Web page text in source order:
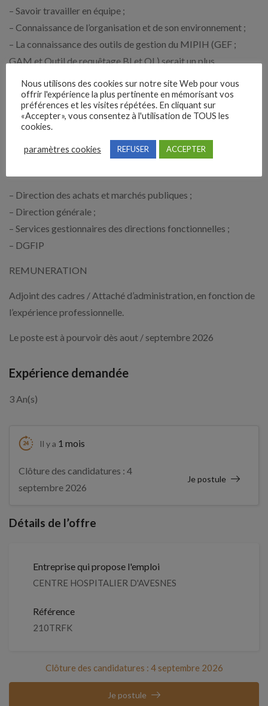
– Savoir travailler en équipe ;
– Connaissance de l’organisation et de son environnement ;
– La connaissance des outils de gestion du MIPIH (GEF ;
GAM et Outil de requêtage BI et QL) serait un plus.
Savoir-être :
– Loyauté
– Anticipation, organisation, sens des priorités
– Confidentialité, discrétion
– Direction des achats et marchés publiques ;
– Direction générale ;
– Services gestionnaires des directions fonctionnelles ;
– DGFIP
REMUNERATION
Adjoint des cadres / Attaché d’administration, en fonction de
l’expérience professionnelle.
Le poste est à pourvoir dès aout / septembre 2026
Expérience demandée
3 An(s)
Il y a 1 mois
Clôture des candidatures : 4
septembre 2026
Je postule
Détails de l’offre
Entreprise qui propose l'emploi
CENTRE HOSPITALIER D'AVESNES
Référence
210TRFK
Clôture des candidatures : 4 septembre 2026
Je postule
Nous utilisons des cookies sur notre site Web pour vous
offrir l'expérience la plus pertinente en mémorisant vos
préférences et les visites répétées. En cliquant sur
«Accepter», vous consentez à l'utilisation de TOUS les
cookies.
paramètres cookies REFUSER ACCEPTER